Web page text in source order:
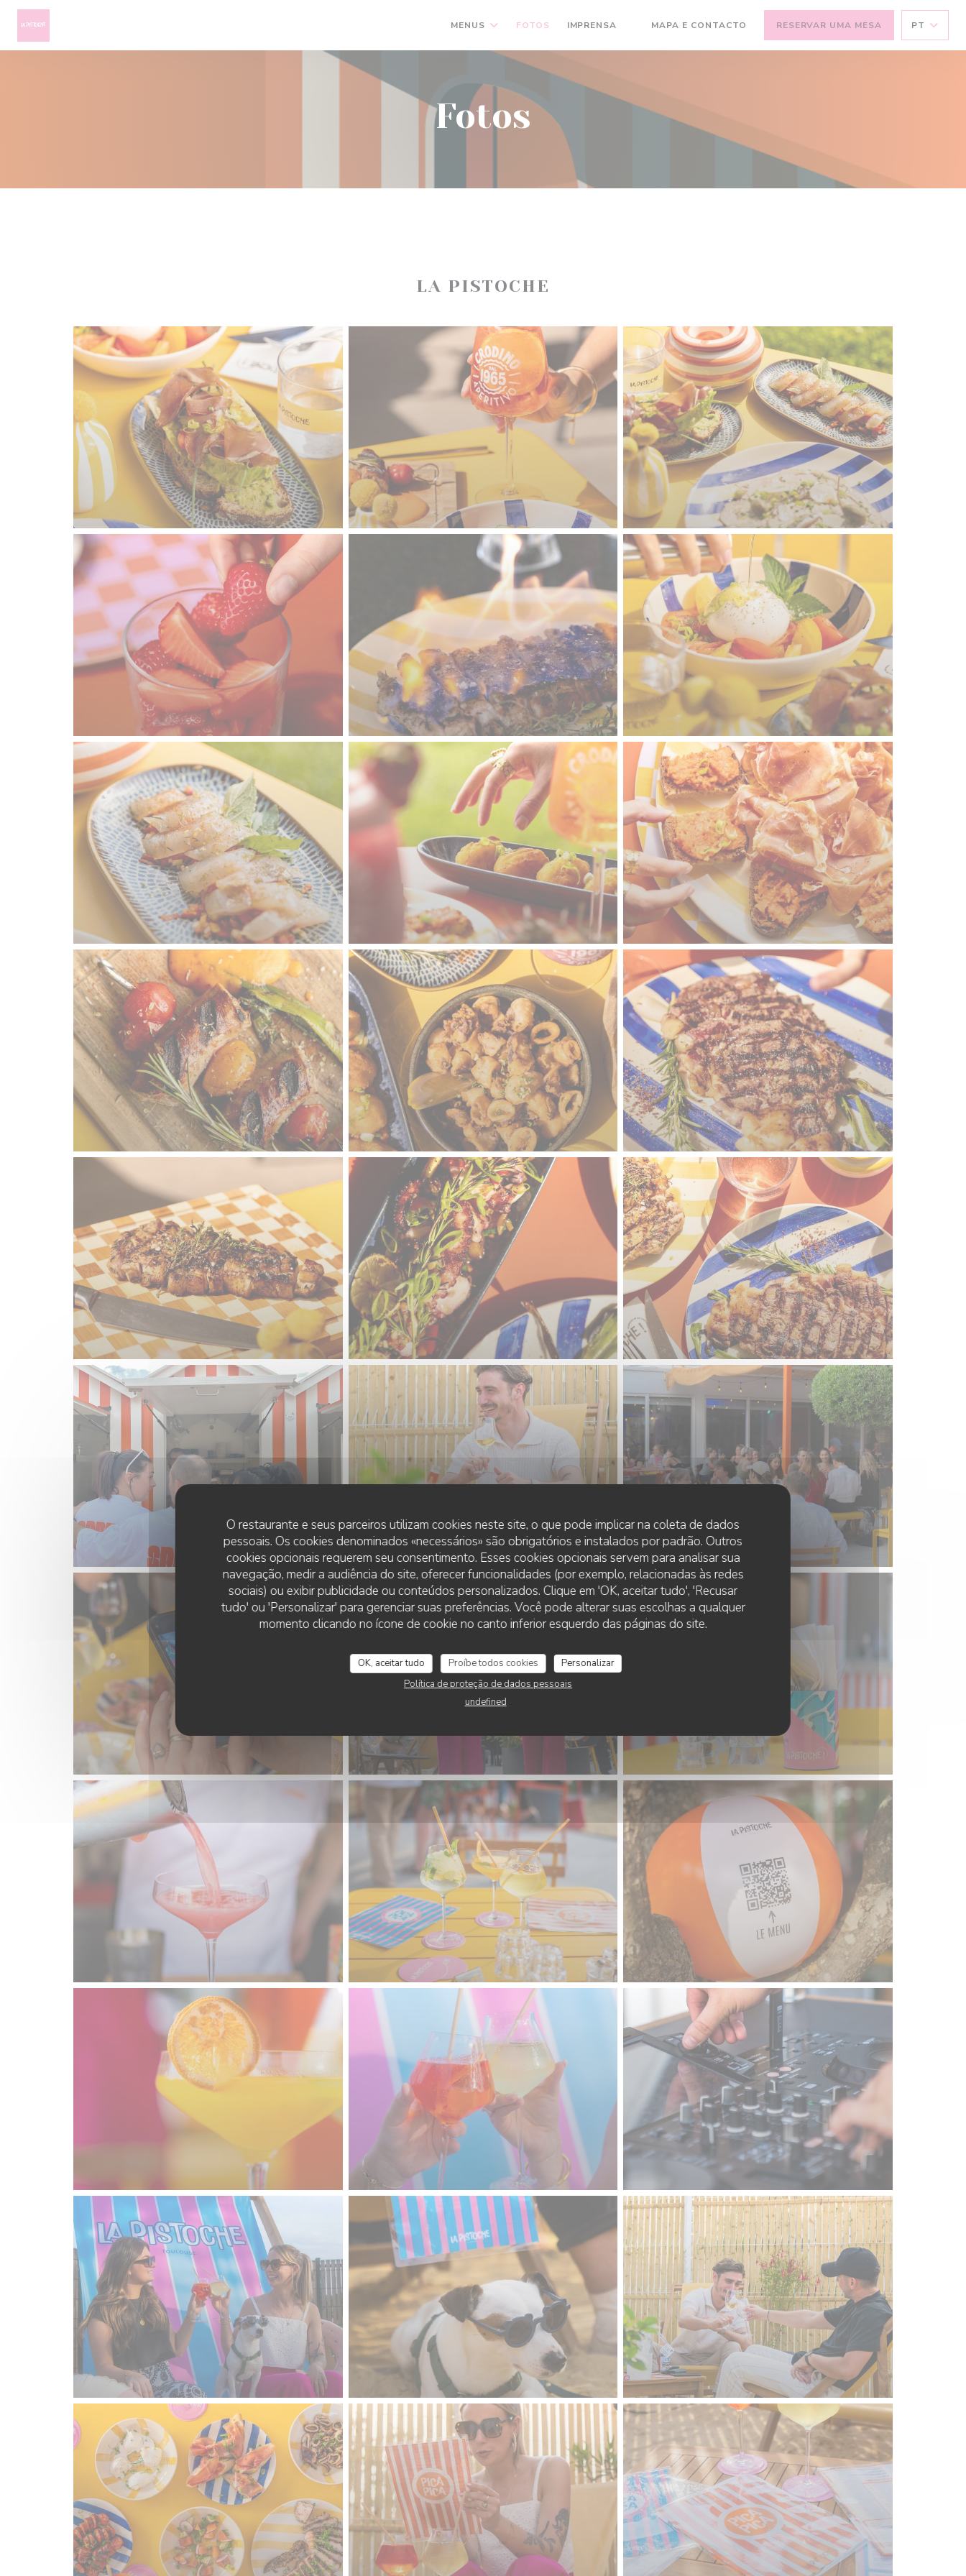
Painel de Gerenciamento de Cookies
O restaurante e seus parceiros utilizam cookies neste site, o que pode implicar na coleta de dados
pessoais. Os cookies denominados «necessários» são obrigatórios e instalados por padrão. Outros
cookies opcionais requerem seu consentimento. Esses cookies opcionais servem para analisar sua
navegação, medir a audiência do site, oferecer funcionalidades (por exemplo, relacionadas às redes
sociais) ou exibir publicidade ou conteúdos personalizados. Clique em 'OK, aceitar tudo', 'Recusar
tudo' ou 'Personalizar' para gerenciar suas preferências. Você pode alterar suas escolhas a qualquer
momento clicando no ícone de cookie no canto inferior esquerdo das páginas do site.
OK, aceitar tudo Proíbe todos cookies
Personalizar
Política de proteção de dados pessoais
undefined
MENUS FOTOS IMPRENSA MAPA E CONTACTO RESERVAR UMA MESA PT
Fotos
LA PISTOCHE